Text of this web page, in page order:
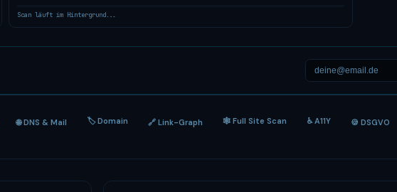
Scan läuft im Hintergrund...
🌐 DNS & Mail 🏷 Domain 🔗 Link-Graph 🕸 Full Site Scan ♿ A11Y 🍪 DSGVO